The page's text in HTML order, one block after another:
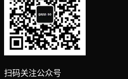
扫码关注公众号